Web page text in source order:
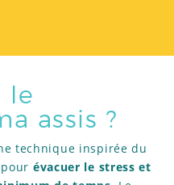
le
assis ?
technique inspirée du
évacuer le stress et